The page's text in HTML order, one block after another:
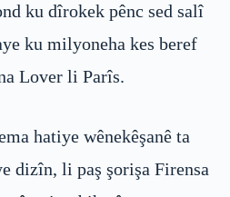
ku dîrokek pênc sed salî
ku milyoneha kes beref
Lover li Parîs.
hatiye wênekêşanê ta
dizîn, li paş şorişa Firensa